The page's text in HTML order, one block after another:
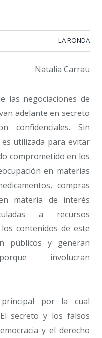
LA RONDA
Natalia Carrau
las negociaciones de
adelante en secreto
confidenciales. Sin
utilizada para evitar
comprometido en los
en materias
compras
materia de interés
a recursos
contenidos de este
públicos y generan
involucran
por la cual
secreto y los falsos
y el derecho